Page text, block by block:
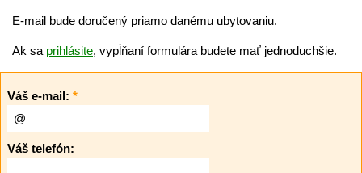
E-mail bude doručený priamo danému ubytovaniu.
Ak sa prihlásite, vypĺňaní formulára budete mať jednoduchšie.
Váš e-mail: *
Váš telefón: